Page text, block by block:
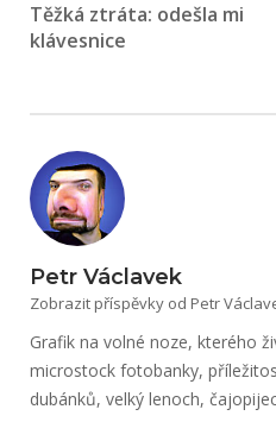
Těžká ztráta: odešla mi
klávesnice
Petr Václavek
Zobrazit příspěvky od Petr
Grafik na volné noze, kterého
microstock fotobanky,
dubánků, velký lenoch,